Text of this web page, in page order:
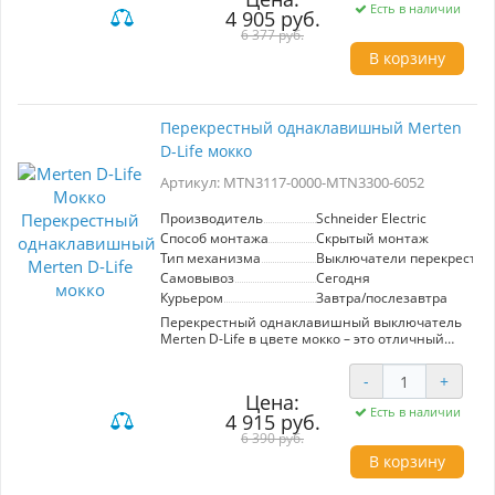
соединение для телевизионных устройств, что
гарантирует высокое качество сигнала.
Простота установки и совместимость с
другими продуктами серии Merten D-Life
Высококачественные материалы
обеспечивают долговечность и безопасность.
Выберите Merten D-Life для элегантного и
функционального дополнения вашего
4 905 руб.
6 377 руб.
Есть в наличии
В корзину
Перекрестный однаклавишный Merten
D-Life мокко
Артикул: MTN3117-0000-MTN3300-6052
Производитель
Schneider Electric
Способ монтажа
Скрытый монтаж
Тип механизма
Выключатели
Самовывоз
Сегодня
Курьером
Завтра/послезавтра
Перекрестный однаклавишный выключатель
Merten D-Life в цвете мокко – это отличный
стильной электрической системы в вашем
интерьере. Артикул MTN3117-0000-MTN3300-
6052 гарантирует высокое качество, так как
изделие произведено компанией Schneider
Electric, лидером в области
Цена:
4 915 руб.
6 390 руб.
- +
Есть в наличии
В корзину